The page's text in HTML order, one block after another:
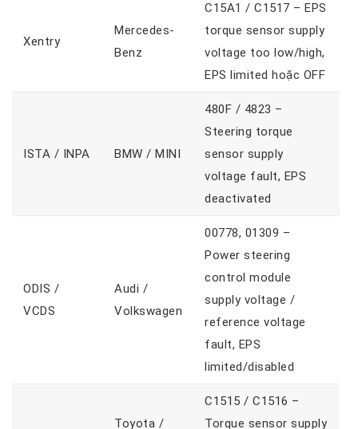
Xentry
Mercedes-
Benz
C15A1 / C1517 – EPS
torque sensor supply
voltage too low/high,
EPS limited hoặc OFF
ISTA / INPA BMW / MINI
480F / 4823 –
Steering torque
sensor supply
voltage fault, EPS
deactivated
ODIS /
VCDS
Audi /
Volkswagen
00778, 01309 –
Power steering
control module
supply voltage /
reference voltage
fault, EPS
limited/disabled
Toyota /
C1515 / C1516 –
Torque sensor supply